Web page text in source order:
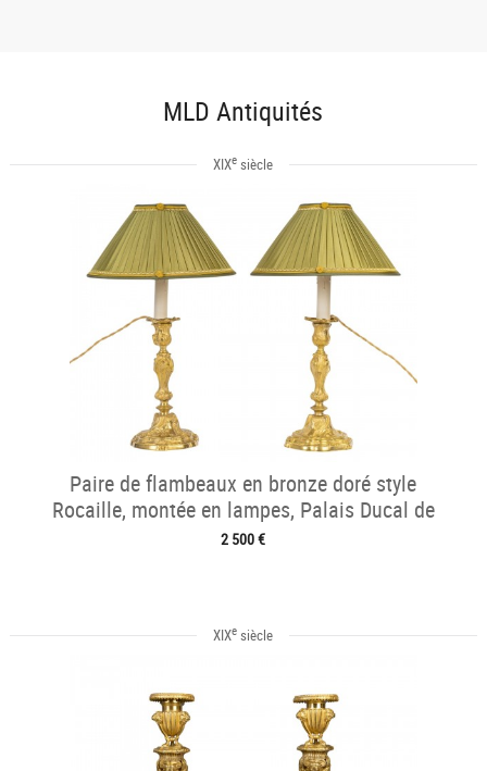
MLD Antiquités
XIXe siècle
Paire de flambeaux en bronze doré style
Rocaille, montée en lampes, Palais Ducal de
Nevers vers 1820
2 500 €
XIXe siècle